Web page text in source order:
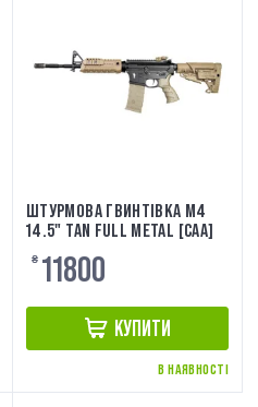
ШТУРМОВА ГВИНТІВКА M4
14.5" TAN FULL METAL [CAA]
₴ 11800
КУПИТИ
В НАЯВНОСТІ